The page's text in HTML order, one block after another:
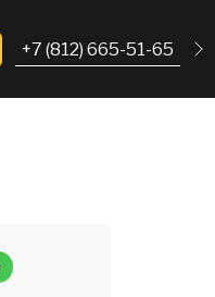
+7 (812) 665-51-65